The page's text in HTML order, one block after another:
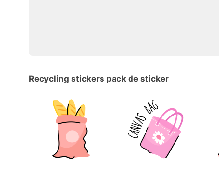
Recycling stickers pack de sticker